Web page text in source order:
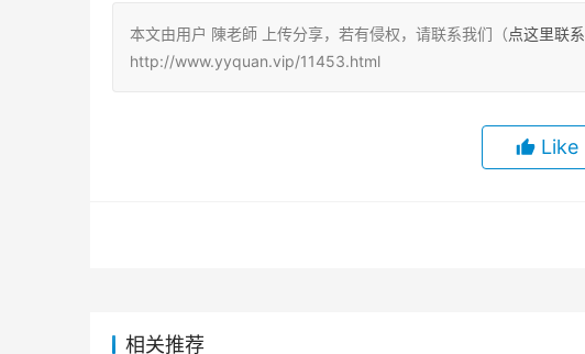
本文由用户 陳老師 上传分享，若有侵权，请联系我们（点这里联系
http://www.yyquan.vip/11453.html
Like
相关推荐